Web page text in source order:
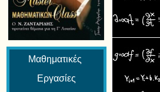
Μαθηματικές
Εργασίες